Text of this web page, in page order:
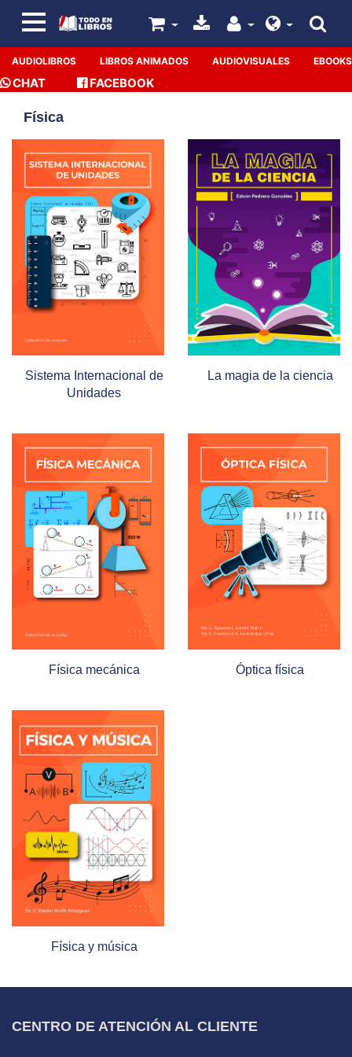
AUDIOLIBROS LIBROS ANIMADOS AUDIOVISUALES EBOOKS
CHAT FACEBOOK
Física
Sistema Internacional de
Unidades
La magia de la ciencia
Física mecánica Óptica física
Física y música
CENTRO DE ATENCIÓN AL CLIENTE